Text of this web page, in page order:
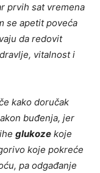
prvih sat vremena
se apetit poveća
da redovit
vitalnost i
kako doručak
buđenja, jer
glukoze koje
koje pokreće
pa odgađanje